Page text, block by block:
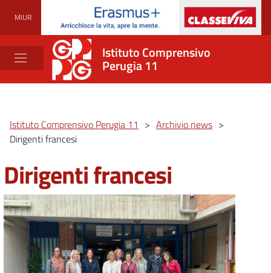
MIUR
Istituto Comprensivo
Perugia 11
Istituto Comprensivo Perugia 11 > Archivio news >
Dirigenti francesi
Dirigenti francesi